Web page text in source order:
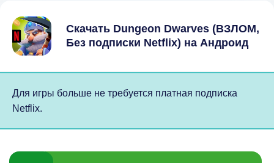
Скачать Dungeon Dwarves (ВЗЛОМ,
Без подписки Netflix) на Андроид
Для игры больше не требуется платная подписка
Netflix.